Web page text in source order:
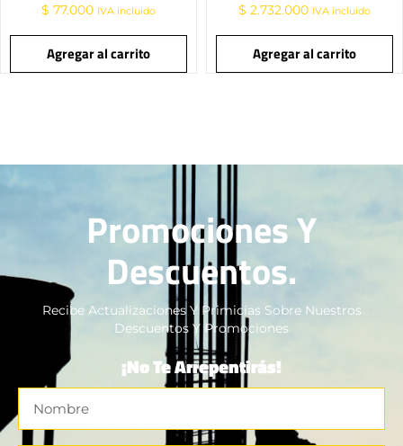
$ 77.000 IVA incluido
Agregar al carrito
$ 2.732.000 IVA incluido
Agregar al carrito
Promociones Y
Descuentos.
Recibe Actualizaciones Y Primicias Sobre Nuestros
Descuentos Y Promociones
¡No Te Arrepentirás!